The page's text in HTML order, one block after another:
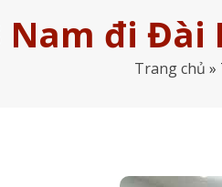
Nam đi
Trang chủ »